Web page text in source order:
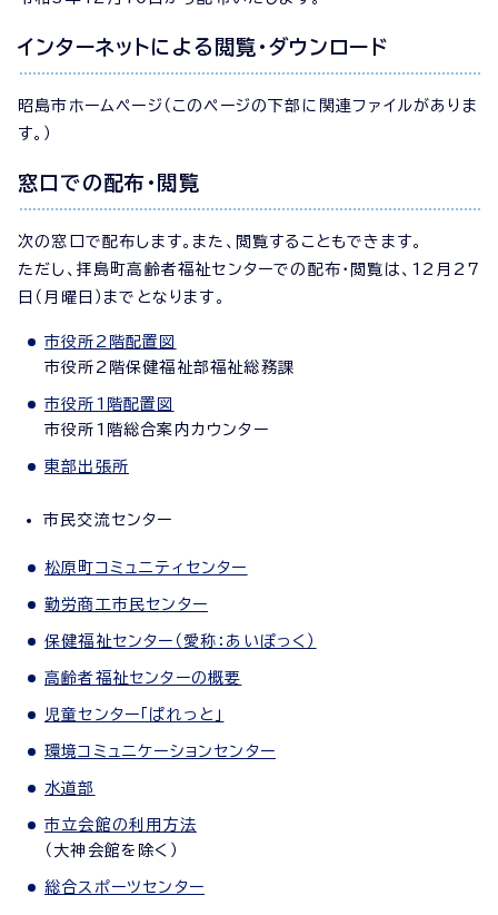
インターネットによる閲覧・ダウンロード
昭島市ホームページ（このページの下部に関連ファイルがありま
す。）
窓口での配布・閲覧
次の窓口で配布します。また、閲覧することもできます。
ただし、拝島町高齢者福祉センターでの配布・閲覧は、12月27
日（月曜日）までとなります。
市役所2階配置図
市役所2階保健福祉部福祉総務課
市役所1階配置図
市役所1階総合案内カウンター
東部出張所
市民交流センター
松原町コミュニティセンター
勤労商工市民センター
保健福祉センター（愛称：あいぽっく）
高齢者福祉センターの概要
児童センター「ぱれっと」
環境コミュニケーションセンター
水道部
市立会館の利用方法
（大神会館を除く）
総合スポーツセンター